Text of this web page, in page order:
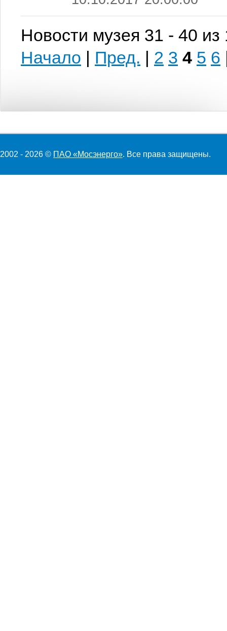
Новости музея 31 - 40 из
Начало | Пред. | 2 3 4 5 6
2002 - 2026 © ПАО «Мосэнерго». Все права защищены.